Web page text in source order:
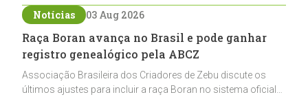
Notícias 03 Aug 2026
Raça Boran avança no Brasil e pode ganhar
registro genealógico pela ABCZ
Associação Brasileira dos Criadores de Zebu discute os
últimos ajustes para incluir a raça Boran no sistema oficial